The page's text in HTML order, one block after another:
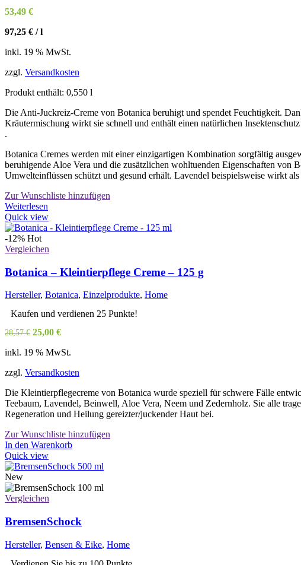
53,49 €
97,25 € /l
inkl. 19 % MwSt.
zzgl. Versandkosten
Produkt enthält: 0,550 l
Die Anti-Juckreiz-Creme von Botanica beruhigt und spendet Feuchtigkeit.
Kräutermischung wirkt sie schnell und enthält einen natürlichen Insektenschutz
.
Botanica Cremes werden mit einer einzigartigen Kombination sorgfältig
beruhigende Aloe Vera und die zusätzlichen wohltuenden Eigenschaften
Umwelteinflüssen schützt und gesund erhält. Lavendel beispielsweise wirkt
Zur Wunschliste hinzufügen
Weiterlesen
Quick view
-12% Hot
Vergleichen
Botanica – Kleintierpflege Creme – 125 g
Hersteller, Botanica, Einzelprodukte, Home
Kaufen und verdienen 25 Punkte!
28,57€ Ursprünglicher
war:
25,00 €Aktueller
ist:
inkl. 19 % MwSt.
zzgl. Versandkosten
Die Kleintierpflegecreme von Botanica wurde speziell für schwere Fälle
Teebaum, Lavendel, Beinwell, Aloe Vera, Neem und Zedernholz. Sie alle
Regeneration und Heilung gereizter/juckender Haut bei.
Zur Wunschliste hinzufügen
In den Warenkorb
Quick view
New
Vergleichen
BremsenSchock
Hersteller, Bensen & Eike, Home